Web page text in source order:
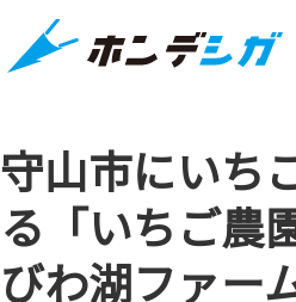
守山市にいち
る「いちご農
びわ湖ファー